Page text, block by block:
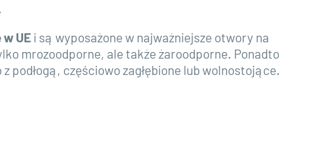
UE i są wyposażone w najważniejsze otwory na
mrozoodporne, ale także żaroodporne. Ponadto
podłogą, częściowo zagłębione lub wolnostojące.